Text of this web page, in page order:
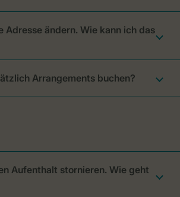
Adresse ändern. Wie kann ich das
Arrangements buchen?
Aufenthalt stornieren. Wie geht